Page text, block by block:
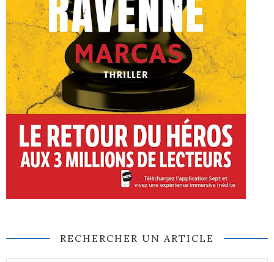
RECHERCHER UN ARTICLE